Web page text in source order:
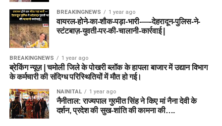
BREAKINGNEWS 1 year ago
वायरल-होने-का-शौक-पड़ा-भारी-—-देहरादून-पुलिस-ने-
स्टंटबाज़-युवती-पर-की-चालानी-कार्रवाई |
BREAKINGNEWS 1 year ago
ब्रेकिंग न्यूज़ | चमोली जिले के पोखरी ब्लॉक के हापला बाजार में उद्यान विभाग
के कर्मचारी की संदिग्ध परिस्थितियों में मौत हो गई।
NAINITAL 1 year ago
नैनीताल: राज्यपाल गुरमीत सिंह ने किए मां नैना देवी के
दर्शन, प्रदेश की सुख-शांति की कामना की….